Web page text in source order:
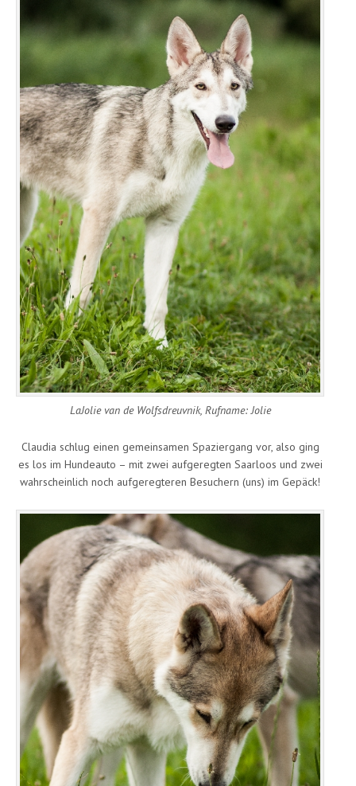
LaJolie van de Wolfsdreuvnik, Rufname: Jolie
Claudia schlug einen gemeinsamen Spaziergang vor, also ging
es los im Hundeauto – mit zwei aufgeregten Saarloos und zwei
wahrscheinlich noch aufgeregteren Besuchern (uns) im Gepäck!